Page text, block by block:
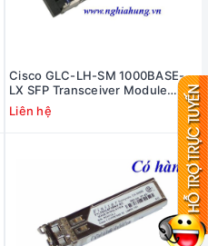
Cisco GLC-LH-SM 1000BASE-
LX SFP Transceiver Module
#1G31-10-CO
Liên hệ